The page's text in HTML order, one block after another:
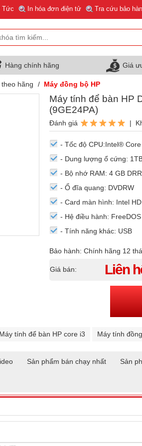
Tức In hóa đơn điện tử Tra cứu bảo
Hàng chính hãng Giá
hãng / Máy đồng bộ HP
Máy tính để bàn HP
(9GE24PA)
Đánh giá |
- Tốc độ CPU:Intel®
- Dung lượng ổ cứng:
- Bộ nhớ RAM: 4 GB
- Ổ đĩa quang: DVDRW
- Card màn hình: Intel
- Hệ điều hành:
- Tính năng khác: USB
Bảo hành: Chính hãng 12
Giá bán: Liên
Máy tính để bàn HP core i3 Máy tính
Sản phẩm bán chạy nhất Sản